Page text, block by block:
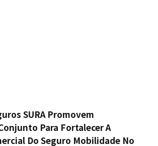
SURA Promovem
Para Fortalecer A
Do Seguro Mobilidade No